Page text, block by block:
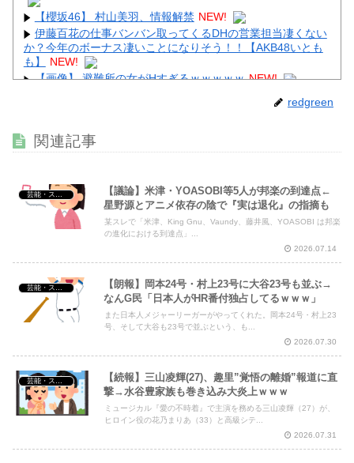
【櫻坂46】 村山美羽、情報解禁 NEW!
伊藤百花の仕事バンバン取ってくるDHの営業担当凄くない
か？今年のボーナス凄いことになりそう！！【AKB48いとも
も】
NEW!
【画像】 避難所の女がHすぎるｗｗｗｗｗ NEW!
【画像】 この∧∨女優さんで100万回抜いてるｗｗｗｗｗｗ
ｗｗｗｗｗ NEW!
Powered by livedoor 相互RSS
redgreen
関連記事
芸能・スポーツ・Youtuber
【議論】米津・YOASOBI等5人が邦楽の到達点←
星野源とアニメ依存の陰で『実は退化』の指摘も
某スレで「米津、King Gnu、Vaundy、藤井風、YOASOBI は邦楽
の進化における到達点」...
2026.07.14
芸能・スポーツ・Youtuber
【朗報】岡本24号・村上23号に大谷23号も並ぶ→
なんG民「日本人がHR番付独占してるｗｗｗ」
また日本人メジャーリーガーがやってくれた。岡本24号・村上23
号、そして大谷も23号で並ぶという、も...
2026.07.30
芸能・スポーツ・Youtuber
【続報】三山凌輝(27)、趣里”覚悟の離婚”報道に直
撃→水谷豊家族も巻き込み大炎上ｗｗｗ
ミュージカル『愛の不時着』で主演を務める三山凌輝（27）が、
ヒロイン役の花乃まりあ（33）と高級シテ...
2026.07.31